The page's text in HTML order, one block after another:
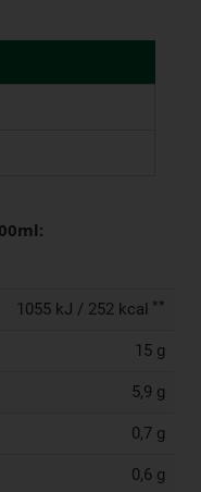
1055 kJ / 252 kcal **
15 g
5,9 g
0,7 g
0,6 g